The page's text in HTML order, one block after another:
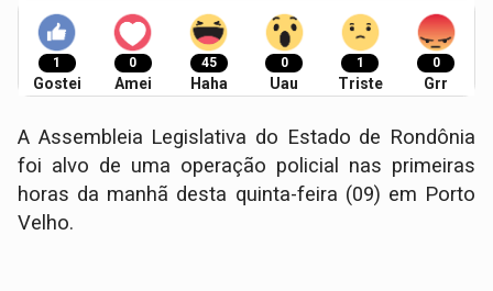
1
Gostei
0
Amei
45
Haha
0
Uau
1
Triste
0
Grr
A Assembleia Legislativa do Estado de Rondônia
foi alvo de uma operação policial nas primeiras
horas da manhã desta quinta-feira (09) em Porto
Velho.